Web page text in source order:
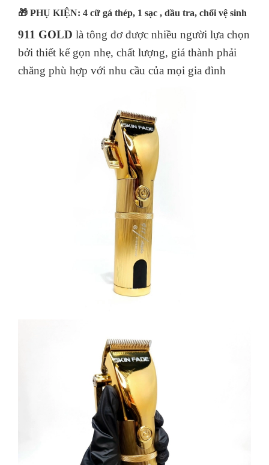
🎁 PHỤ KIỆN: 4 cữ gá thép, 1 sạc , dầu tra, chổi vệ sinh
911 GOLD là tông đơ được nhiều người lựa chọn
bởi thiết kế gọn nhẹ, chất lượng, giá thành phải
chăng phù hợp với nhu cầu của mọi gia đình